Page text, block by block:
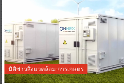
มิติข่าวสิ่งแวดล้อม-การเกษตร